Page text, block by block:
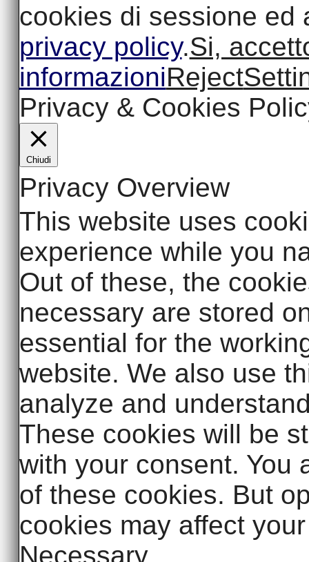
cookies di sessione ed
privacy policy.Si,
informazioniReject
Privacy & Cookies
Chiudi
Privacy Overview
This website uses
experience while you
Out of these, the
necessary are stored
essential for the
website. We also use
analyze and
These cookies will be
with your consent. You
of these cookies. But
cookies may affect
Necessary